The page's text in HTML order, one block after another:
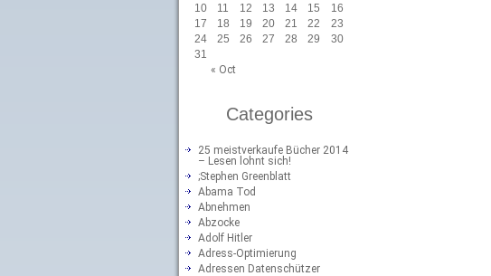
« Oct
10
11 12 13 14 15
16
17
18 19 20 21 22
23
24
25 26 27 28 29
30
31
Categories
25 meistverkaufe Bücher 2014
– Lesen lohnt sich!
;Stephen Greenblatt
Abama Tod
Abnehmen
Abzocke
Adolf Hitler
Adress-Optimierung
Adressen Datenschützer